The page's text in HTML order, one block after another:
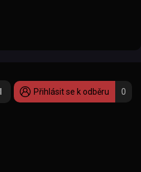
Přihlásit se k odběru 0